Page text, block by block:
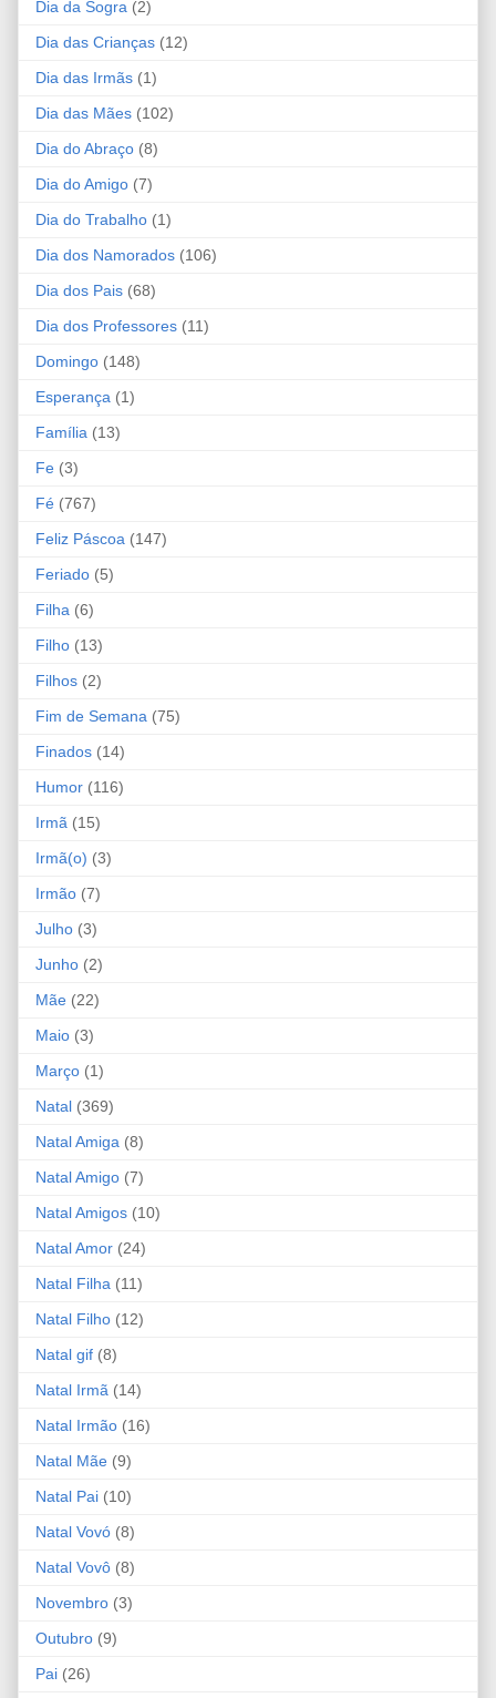
Dia da Sogra (2)
Dia das Crianças (12)
Dia das Irmãs (1)
Dia das Mães (102)
Dia do Abraço (8)
Dia do Amigo (7)
Dia do Trabalho (1)
Dia dos Namorados (106)
Dia dos Pais (68)
Dia dos Professores (11)
Domingo (148)
Esperança (1)
Família (13)
Fe (3)
Fé (767)
Feliz Páscoa (147)
Feriado (5)
Filha (6)
Filho (13)
Filhos (2)
Fim de Semana (75)
Finados (14)
Humor (116)
Irmã (15)
Irmã(o) (3)
Irmão (7)
Julho (3)
Junho (2)
Mãe (22)
Maio (3)
Março (1)
Natal (369)
Natal Amiga (8)
Natal Amigo (7)
Natal Amigos (10)
Natal Amor (24)
Natal Filha (11)
Natal Filho (12)
Natal gif (8)
Natal Irmã (14)
Natal Irmão (16)
Natal Mãe (9)
Natal Pai (10)
Natal Vovó (8)
Natal Vovô (8)
Novembro (3)
Outubro (9)
Pai (26)